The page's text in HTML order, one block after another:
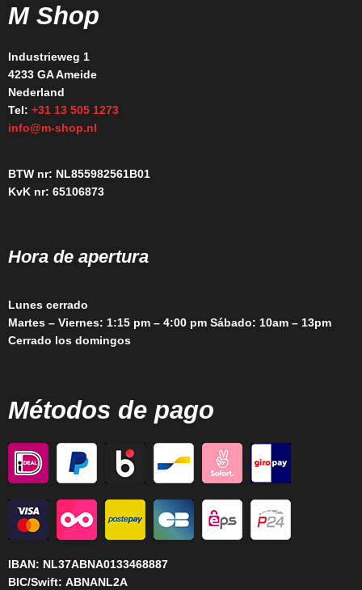
M Shop
Industrieweg 1
4233 GA Ameide
Nederland
Tel: +31 13 505 1273
info@m-shop.nl
BTW nr: NL855982561B01
KvK nr: 65106873
Hora de apertura
Lunes cerrado
Martes – Viernes: 1:15 pm – 4:00 pm Sábado: 10am – 13pm
Cerrado los domingos
Métodos de pago
IBAN: NL37ABNA0133468887
BIC/Swift: ABNANL2A